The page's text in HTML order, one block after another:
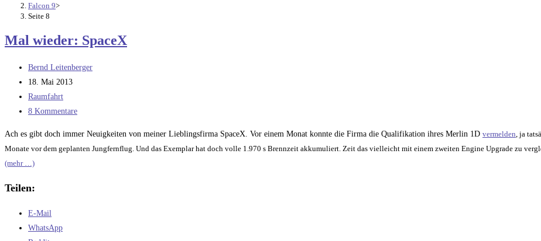
Falcon 9>
Seite 8
Mal wieder: SpaceX
Beitrags-
Autor:
Bernd Leitenberger
Beitrag
veröffentlicht:
18. Mai 2013
Beitrags-
Kategorie:
Raumfahrt
Beitrags-
8 Kommentare
Ach es gibt doch immer Neuigkeiten von meiner Lieblingsfirma SpaceX. Vor einem Monat konnte die Firma die Qualifikation ihres Merlin 1D vermelden, ja
Monate vor dem geplanten Jungfernflug. Und das Exemplar hat doch volle 1.970 s Brennzeit akkumuliert. Zeit das vielleicht mit einem zweiten Engine Upgrade zu
(mehr …)
Teilen:
E-Mail
WhatsApp